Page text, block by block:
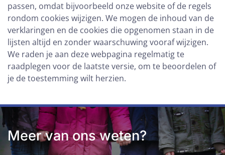
passen, omdat bijvoorbeeld onze website of de regels
rondom cookies wijzigen. We mogen de inhoud van de
verklaringen en de cookies die opgenomen staan in de
lijsten altijd en zonder waarschuwing vooraf wijzigen.
We raden je aan deze webpagina regelmatig te
raadplegen voor de laatste versie, om te beoordelen of
je de toestemming wilt herzien.
Meer van ons weten?